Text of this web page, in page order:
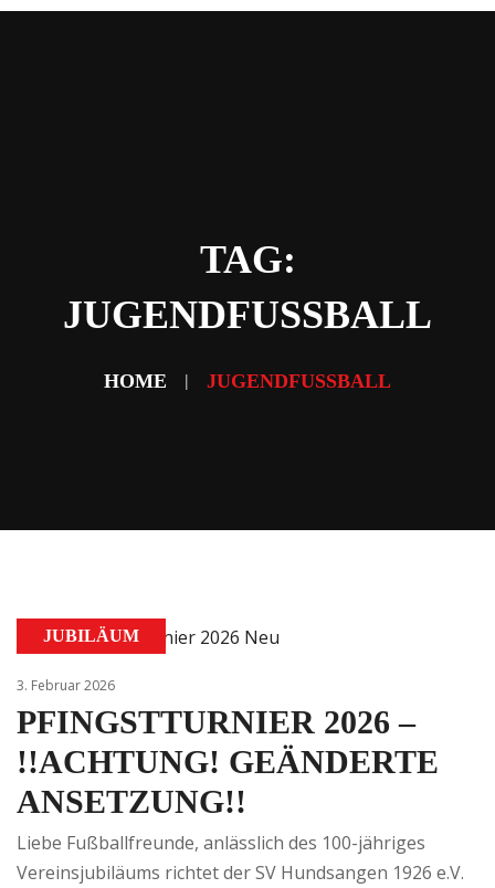
TAG:
JUGENDFUSSBALL
HOME JUGENDFUSSBALL
JUBILÄUM
3. Februar 2026
PFINGSTTURNIER 2026 –
!!ACHTUNG! GEÄNDERTE
ANSETZUNG!!
Liebe Fußballfreunde, anlässlich des 100-jähriges
Vereinsjubiläums richtet der SV Hundsangen 1926 e.V.